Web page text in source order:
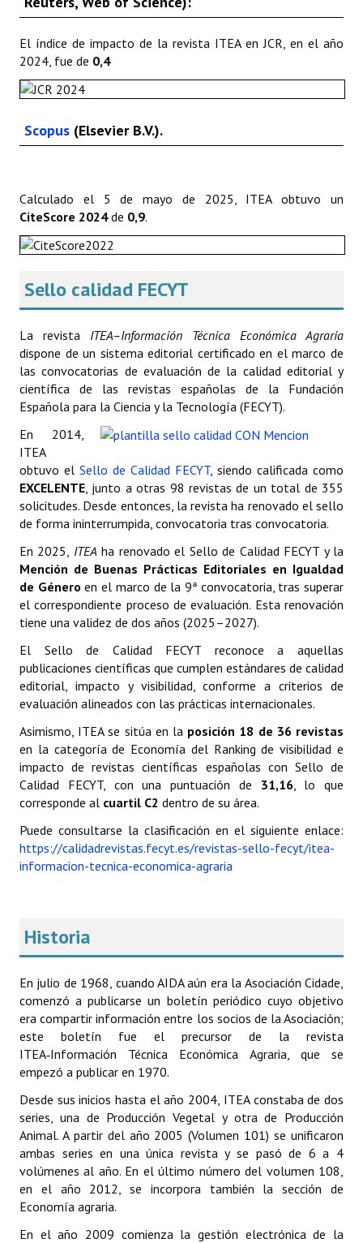
El índice de impacto de la revista ITEA en JCR, en el año
2024, fue de 0,4
Scopus (Elsevier B.V.).
Calculado el 5 de mayo de 2025, ITEA obtuvo un
CiteScore 2024de 0,9.
Sello calidad FECYT
La revista ITEA–Información Técnica Económica Agraria
dispone de un sistema editorial certificado en el marco de
las convocatorias de evaluación de la calidad editorial y
científica de las revistas españolas de la Fundación
Española para la Ciencia y la Tecnología (FECYT).
En 2014,
ITEA
obtuvo el Sello de Calidad FECYT, siendo calificada como
EXCELENTE, junto a otras 98 revistas de un total de 355
solicitudes. Desde entonces, la revista ha renovado el sello
de forma ininterrumpida, convocatoria tras convocatoria.
En 2025, ITEA ha renovado el Sello de Calidad FECYT y la
Mención de Buenas Prácticas Editoriales en Igualdad
de Género en el marco de la 9ª convocatoria, tras superar
el correspondiente proceso de evaluación. Esta renovación
tiene una validez de dos años (2025–2027).
El Sello de Calidad FECYT reconoce a aquellas
publicaciones científicas que cumplen estándares de calidad
editorial, impacto y visibilidad, conforme a criterios de
evaluación alineados con las prácticas internacionales.
Asimismo, ITEA se sitúa en la posición 18 de 36 revistas
en la categoría de Economía del Ranking de visibilidad e
impacto de revistas científicas españolas con Sello de
Calidad FECYT, con una puntuación de 31,16, lo que
corresponde al cuartil C2 dentro de su área.
Puede consultarse la clasificación en el siguiente enlace:
https://calidadrevistas.fecyt.es/revistas-sello-fecyt/itea-
informacion-tecnica-economica-agraria
Historia
En julio de 1968, cuando AIDA aún era la Asociación Cidade,
comenzó a publicarse un boletín periódico cuyo objetivo
era compartir información entre los socios de la Asociación;
este boletín fue el precursor de la revista
ITEA‑Información Técnica Económica Agraria, que se
empezó a publicar en 1970.
Desde sus inicios hasta el año 2004, ITEA constaba de dos
series, una de Producción Vegetal y otra de Producción
Animal. A partir del año 2005 (Volumen 101) se unificaron
ambas series en una única revista y se pasó de 6 a 4
volúmenes al año. En el último número del volumen 108,
en el año 2012, se incorpora también la sección de
Economía agraria.
En el año 2009 comienza la gestión electrónica de la